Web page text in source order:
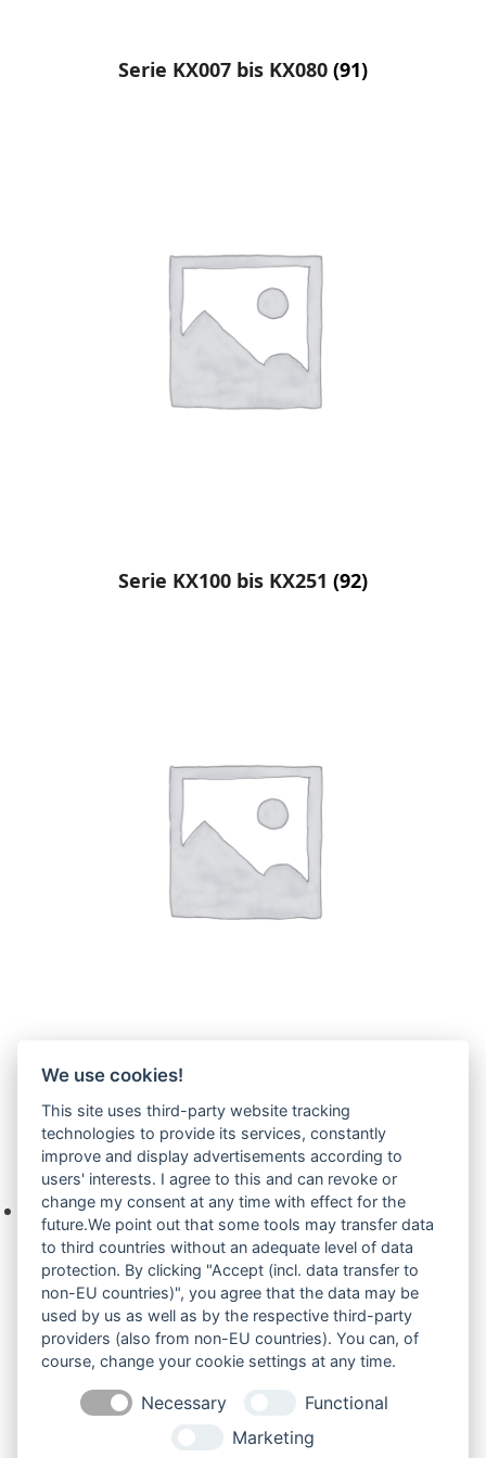
Serie KX007 bis KX080 (91)
Serie KX100 bis KX251 (92)
Serie KX21 bis KX91
Ihre Anfrage
Keine Produkte in der Anfrageliste.
Produktsuche
Suchen
We use cookies!
This site uses third-party website tracking
technologies to provide its services, constantly
improve and display advertisements according to
users' interests. I agree to this and can revoke or
change my consent at any time with effect for the
future.We point out that some tools may transfer data
to third countries without an adequate level of data
protection. By clicking "Accept (incl. data transfer to
non-EU countries)", you agree that the data may be
used by us as well as by the respective third-party
providers (also from non-EU countries). You can, of
course, change your cookie settings at any time.
Necessary
Functional
Marketing